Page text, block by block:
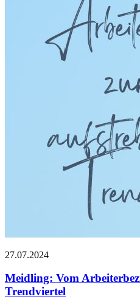
27.07.2024
Meidling: Vom
Trendviertel